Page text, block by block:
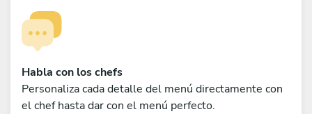
Habla con los chefs
Personaliza cada detalle del menú directamente con
el chef hasta dar con el menú perfecto.